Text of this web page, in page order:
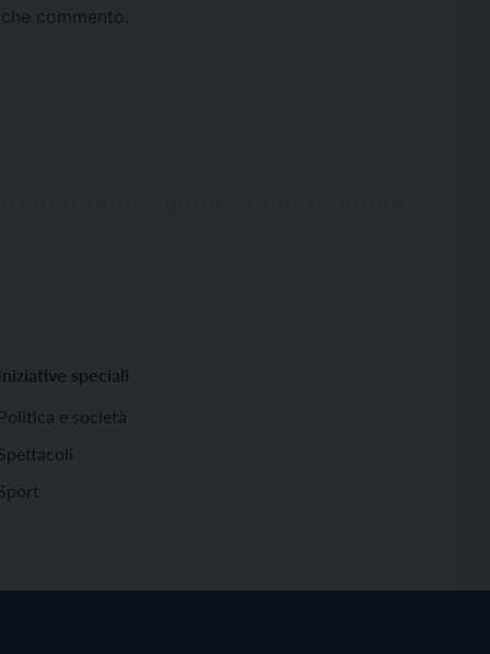
commento.
Iniziative speciali
Politica e società